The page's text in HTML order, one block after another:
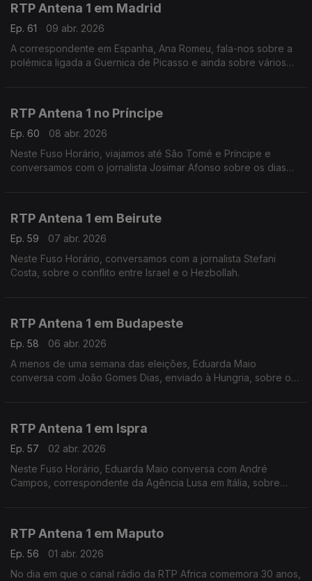
RTP Antena 1 em Madrid
Ep. 61
09 abr. 2026
A correspondente em Espanha, Ana Romeu, fala-nos sobre a
polémica ligada a Guernica de Picasso e ainda sobre vários
RTP Antena 1 no Príncipe
Ep. 60
08 abr. 2026
Neste Fuso Horário, viajamos até São Tomé e Príncipe e
conversamos com o jornalista Josimar Afonso sobre os dias
RTP Antena 1 em Beirute
Ep. 59
07 abr. 2026
Neste Fuso Horário, conversamos com a jornalista Stefani
Costa, sobre o conflito entre Israel e o Hezbollah.
RTP Antena 1 em Budapeste
Ep. 58
06 abr. 2026
A menos de uma semana das eleições, Eduarda Maio
conversa com João Gomes Dias, enviado à Hungria, sobre os
RTP Antena 1 em Ispra
Ep. 57
02 abr. 2026
Neste Fuso Horário, Eduarda Maio conversa com André
Campos, correspondente da Agência Lusa em Itália, sobre
RTP Antena 1 em Maputo
Ep. 56
01 abr. 2026
No dia em que o canal rádio da RTP Africa comemora 30 anos,